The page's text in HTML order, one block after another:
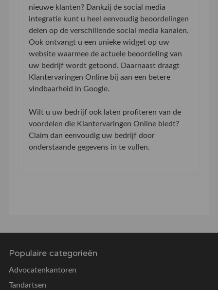
nieuwe klanten? Dankzij de social media
integratie kunt u heel eenvoudig beoordelingen
delen op de verschillende social media kanalen.
Ook ontvangt u een unieke widget op uw
website waarmee de actuele beoordeling van
uw bedrijf wordt getoond. Daarnaast draagt
Klantervaringen Online bij aan een betere
vindbaarheid in Google.
Wilt u uw bedrijf ook laten profiteren van de
voordelen die Klantervaringen Online biedt?
Claim dan eenvoudig uw bedrijf door
onderstaande gegevens in te vullen.
Populaire categorieën
Advocatenkantoren
Tandartsen